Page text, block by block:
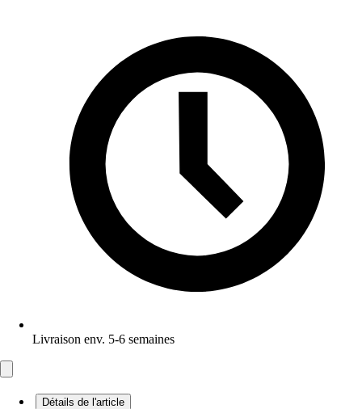
Livraison env. 5-6 semaines
Détails de l'article